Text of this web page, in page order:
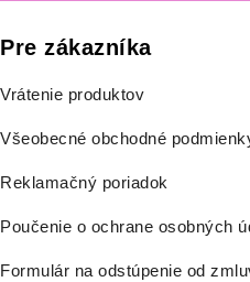
Pre zákazníka
Vrátenie produktov
Všeobecné obchodné
Reklamačný poriadok
Poučenie o ochrane osobných
Formulár na odstúpenie od